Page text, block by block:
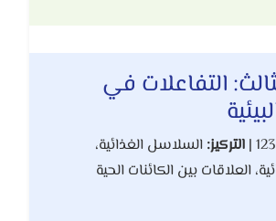
التفاعلات في
التركيز: السلاسل الغذائية،
العلاقات بين الكائنات الحية